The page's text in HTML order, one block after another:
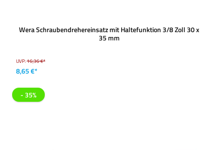
Wera Schraubendrehereinsatz mit Haltefunktion 3/8 Zoll 30 x
35 mm
UVP:16,36 €*
8,65 €*
- 35%